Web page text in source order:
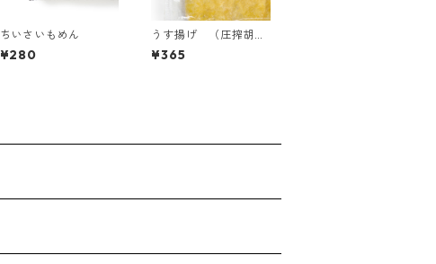
ちいさいもめん
¥280
うす揚げ （圧搾胡麻
油100%使用）
¥365